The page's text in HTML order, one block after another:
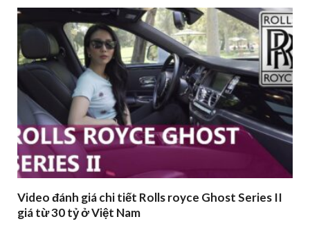
Video đánh giá chi tiết Rolls royce Ghost Series II
giá từ 30 tỷ ở Việt Nam